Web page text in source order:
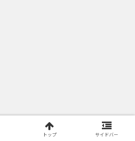
トップ サイドバー